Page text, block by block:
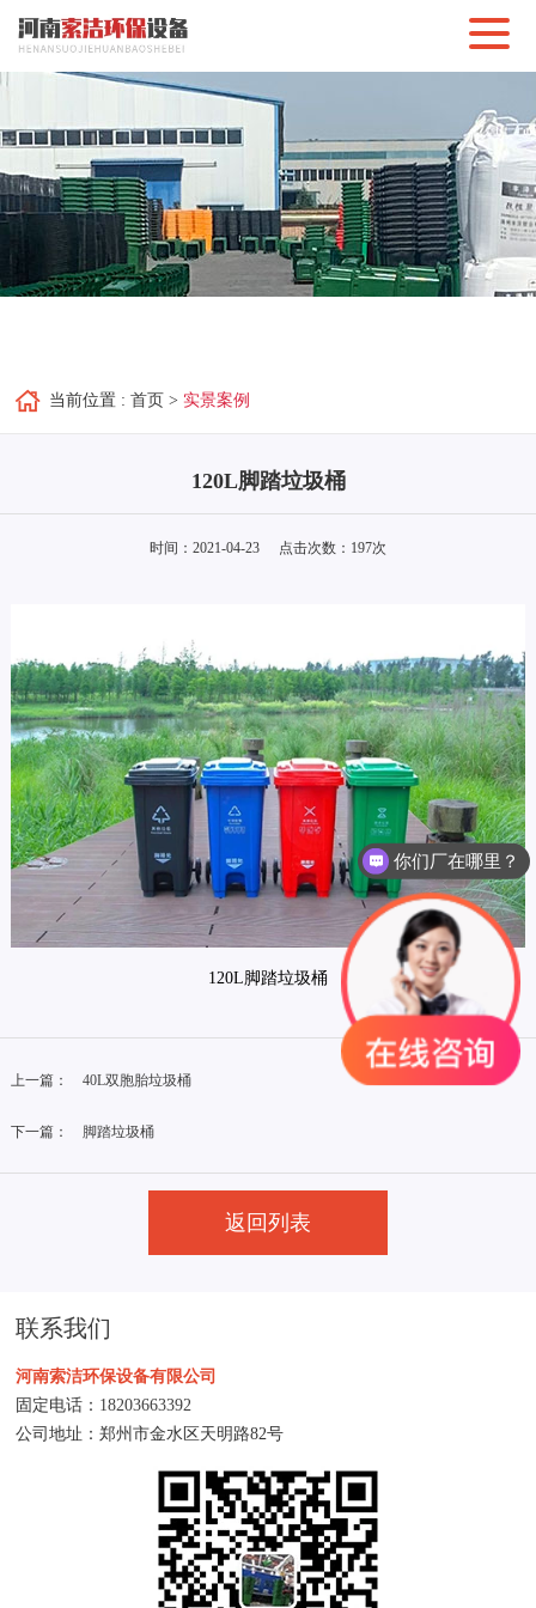
当前位置 :首页 > 实景案例
120L脚踏垃圾桶
时间：2021-04-23 点击次数： 197次
120L脚踏垃圾桶
上一篇： 40L双胞胎垃圾桶
下一篇： 脚踏垃圾桶
返回列表
联系我们
河南索洁环保设备有限公司
固定电话： 18203663392
公司地址：郑州市金水区天明路82号
你们厂在哪里？